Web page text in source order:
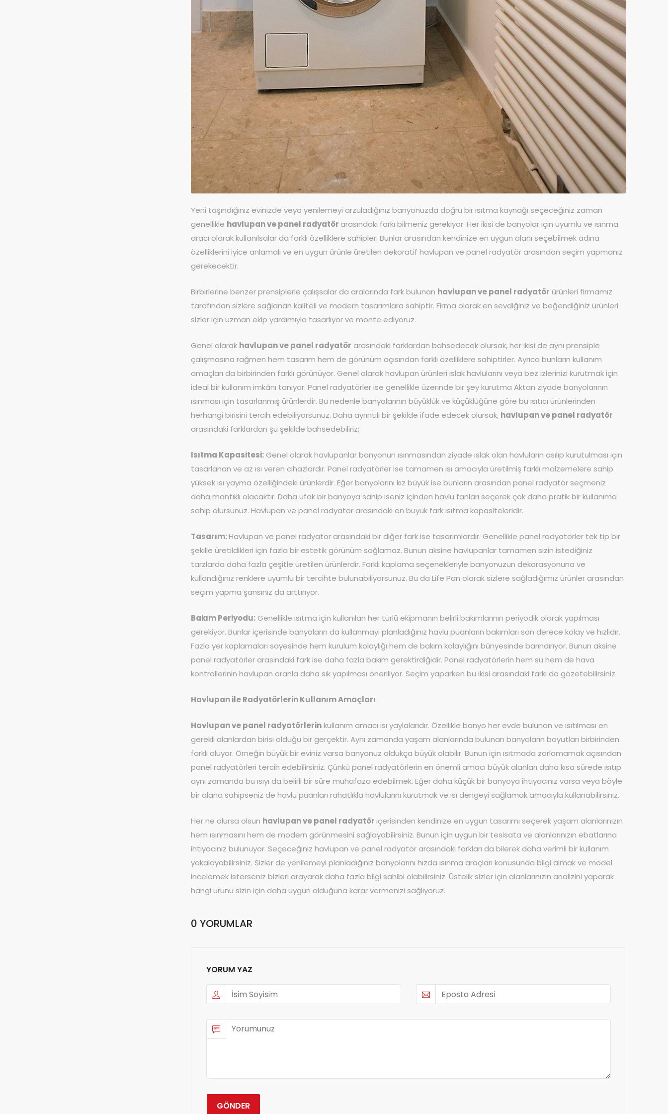
Yeni taşındığınız evinizde veya yenilemeyi arzuladığınız banyonuzda doğru bir ısıtma kaynağı seçeceğiniz zaman
genellikle havlupan ve panel radyatör arasındaki farkı bilmeniz gerekiyor. Her ikisi de banyolar için uyumlu ve ısınma
aracı olarak kullanılsalar da farklı özelliklere sahipler. Bunlar arasından kendinize en uygun olanı seçebilmek adına
özelliklerini iyice anlamalı ve en uygun ürünle üretilen dekoratif havlupan ve panel radyatör arasından seçim yapmanız
gerekecektir.
Birbirlerine benzer prensiplerle çalışsalar da aralarında fark bulunan havlupan ve panel radyatör ürünleri firmamız
tarafından sizlere sağlanan kaliteli ve modern tasarımlara sahiptir. Firma olarak en sevdiğiniz ve beğendiğiniz ürünleri
sizler için uzman ekip yardımıyla tasarlıyor ve monte ediyoruz.
Genel olarak havlupan ve panel radyatör arasındaki farklardan bahsedecek olursak, her ikisi de aynı prensiple
çalışmasına rağmen hem tasarım hem de görünüm açısından farklı özelliklere sahiptirler. Ayrıca bunların kullanım
amaçları da birbirinden farklı görünüyor. Genel olarak havlupan ürünleri ıslak havlularını veya bez izlerinizi kurutmak için
ideal bir kullanım imkânı tanıyor. Panel radyatörler ise genellikle üzerinde bir şey kurutma Aktan ziyade banyolarının
ısınması için tasarlanmış ürünlerdir. Bu nedenle banyolarının büyüklük ve küçüklüğüne göre bu ısıtıcı ürünlerinden
herhangi birisini tercih edebiliyorsunuz. Daha ayrıntılı bir şekilde ifade edecek olursak, havlupan ve panel radyatör
arasındaki farklardan şu şekilde bahsedebiliriz;
Isıtma Kapasitesi: Genel olarak havlupanlar banyonun ısınmasından ziyade ıslak olan havluların asılıp kurutulması için
tasarlanan ve az ısı veren cihazlardır. Panel radyatörler ise tamamen ısı amacıyla üretilmiş farklı malzemelere sahip
yüksek ısı yayma özelliğindeki ürünlerdir. Eğer banyolarını kız büyük ise bunların arasından panel radyatör seçmeniz
daha mantıklı olacaktır. Daha ufak bir banyoya sahip iseniz içinden havlu fanları seçerek çok daha pratik bir kullanıma
sahip olursunuz. Havlupan ve panel radyatör arasındaki en büyük fark ısıtma kapasiteleridir.
Tasarım:Havlupan ve panel radyatör arasındaki bir diğer fark ise tasarımlardır. Genellikle panel radyatörler tek tip bir
şekille üretildikleri için fazla bir estetik görünüm sağlamaz. Bunun aksine havlupanlar tamamen sizin istediğiniz
tarzlarda daha fazla çeşitle üretilen ürünlerdir. Farklı kaplama seçenekleriyle banyonuzun dekorasyonuna ve
kullandığınız renklere uyumlu bir tercihte bulunabiliyorsunuz. Bu da Life Pan olarak sizlere sağladığımız ürünler arasından
seçim yapma şansınız da arttırıyor.
Bakım Periyodu: Genellikle ısıtma için kullanılan her türlü ekipmanın belirli bakımlarının periyodik olarak yapılması
gerekiyor. Bunlar içerisinde banyoların da kullanmayı planladığınız havlu puanların bakımları son derece kolay ve hızlıdır.
Fazla yer kaplamaları sayesinde hem kurulum kolaylığı hem de bakım kolaylığını bünyesinde barındırıyor. Bunun aksine
panel radyatörler arasındaki fark ise daha fazla bakım gerektirdiğidir. Panel radyatörlerin hem su hem de hava
kontrollerinin havlupan oranla daha sık yapılması öneriliyor. Seçim yaparken bu ikisi arasındaki farkı da gözetebilirsiniz.
Havlupan ile Radyatörlerin Kullanım Amaçları
Havlupan ve panel radyatörlerinkullanım amacı ısı yaylalarıdır. Özellikle banyo her evde bulunan ve ısıtılması en
gerekli alanlardan birisi olduğu bir gerçektir. Aynı zamanda yaşam alanlarında bulunan banyoların boyutları birbirinden
farklı oluyor. Örneğin büyük bir eviniz varsa banyonuz oldukça büyük olabilir. Bunun için ısıtmada zorlamamak açısından
panel radyatörleri tercih edebilirsiniz. Çünkü panel radyatörlerin en önemli amacı büyük alanları daha kısa sürede ısıtıp
aynı zamanda bu ısıyı da belirli bir süre muhafaza edebilmek. Eğer daha küçük bir banyoya ihtiyacınız varsa veya böyle
bir alana sahipseniz de havlu puanları rahatlıkla havlularını kurutmak ve ısı dengeyi sağlamak amacıyla kullanabilirsiniz.
Her ne olursa olsun havlupan ve panel radyatöriçerisinden kendinize en uygun tasarımı seçerek yaşam alanlarınızın
hem ısınmasını hem de modern görünmesini sağlayabilirsiniz. Bunun için uygun bir tesisata ve alanlarınızın ebatlarına
ihtiyacınız bulunuyor. Seçeceğiniz havlupan ve panel radyatör arasındaki farkları da bilerek daha verimli bir kullanım
yakalayabilirsiniz. Sizler de yenilemeyi planladığınız banyolarını hızda ısınma araçları konusunda bilgi almak ve model
incelemek isterseniz bizleri arayarak daha fazla bilgi sahibi olabilirsiniz. Üstelik sizler için alanlarınızın analizini yaparak
hangi ürünü sizin için daha uygun olduğuna karar vermenizi sağlıyoruz.
0 YORUMLAR
YORUM YAZ